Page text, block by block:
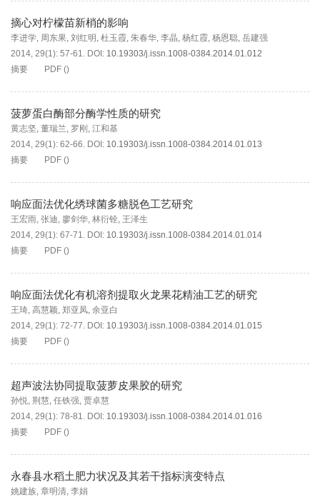
摘心对柠檬苗新梢的影响
李进学, 周东果, 刘红明 , 杜玉霞, 朱春华, 李晶, 杨红霞, 杨恩聪, 岳建强
2014, 29(1): 57-61. DOI: 10.19303/j.issn.1008-0384.2014.01.012
摘要
PDF ()
菠萝蛋白酶部分酶学性质的研究
黄志坚, 董瑞兰, 罗刚 , 江和基
2014, 29(1): 62-66. DOI: 10.19303/j.issn.1008-0384.2014.01.013
摘要
PDF ()
响应面法优化绣球菌多糖脱色工艺研究
王宏雨, 张迪, 廖剑华, 林衍铨, 王泽生
2014, 29(1): 67-71. DOI: 10.19303/j.issn.1008-0384.2014.01.014
摘要
PDF ()
响应面法优化有机溶剂提取火龙果花精油工艺的研究
王琦, 高慧颖, 郑亚凤, 余亚白
2014, 29(1): 72-77. DOI: 10.19303/j.issn.1008-0384.2014.01.015
摘要
PDF ()
超声波法协同提取菠萝皮果胶的研究
孙悦, 荆慧, 任铁强, 贾卓慧
2014, 29(1): 78-81. DOI: 10.19303/j.issn.1008-0384.2014.01.016
摘要
PDF ()
永春县水稻土肥力状况及其若干指标演变特点
姚建族, 章明清, 李娟